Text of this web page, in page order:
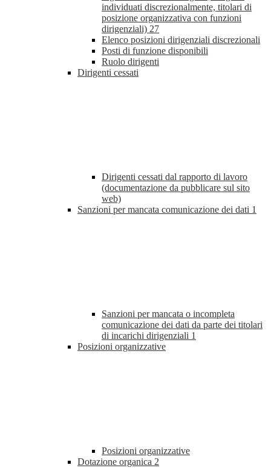
individuati discrezionalmente, titolari di
posizione organizzativa con funzioni
dirigenziali) 27
Elenco posizioni dirigenziali discrezionali
Posti di funzione disponibili
Ruolo dirigenti
Dirigenti cessati
Dirigenti cessati dal rapporto di lavoro
(documentazione da pubblicare sul sito
web)
Sanzioni per mancata comunicazione dei dati 1
Sanzioni per mancata o incompleta
comunicazione dei dati da parte dei titolari
di incarichi dirigenziali 1
Posizioni organizzative
Posizioni organizzative
Dotazione organica 2